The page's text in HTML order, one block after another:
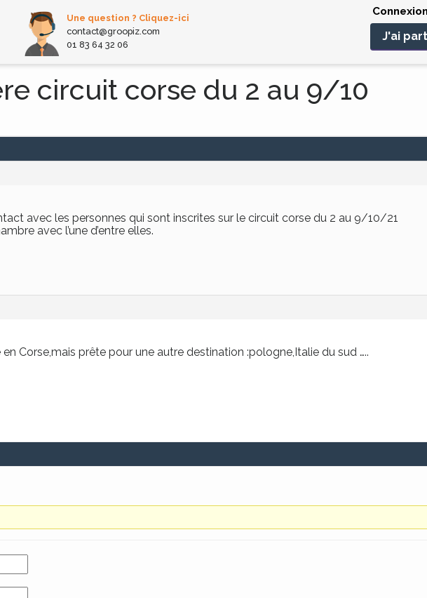
Une question ? Cliquez-ici
contact@groopiz.com
01 83 64 32 06
J'ai
circuit corse du 2 au 9/10
avec les personnes qui sont inscrites sur le circuit corse du 2 au 9/10/21
avec l’une d’entre elles.
Corse,mais prête pour une autre destination :pologne,Italie du sud …..